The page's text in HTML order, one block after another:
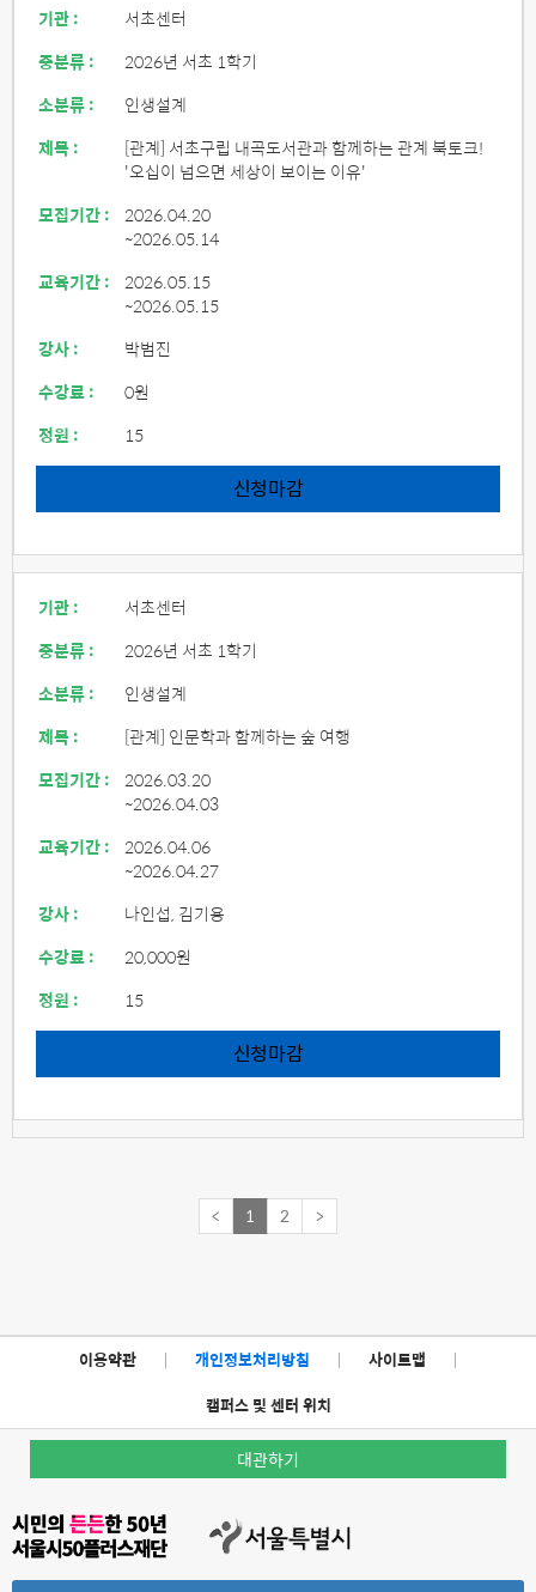
기관 :
서초센터
중분류 :
2026년 서초 1학기
소분류 :
인생설계
제목 :
[관계] 서초구립 내곡도서관과 함께하는 관계 북토크!
'오십이 넘으면 세상이 보이는 이유'
모집기간 : 2026.04.20
~2026.05.14
교육기간 : 2026.05.15
~2026.05.15
강사 :
박범진
수강료 :
0원
정원 :
15
신청마감
기관 :
서초센터
중분류 :
2026년 서초 1학기
소분류 :
인생설계
제목 :
[관계] 인문학과 함께하는 숲 여행
모집기간 : 2026.03.20
~2026.04.03
교육기간 : 2026.04.06
~2026.04.27
강사 :
나인섭, 김기용
수강료 :
20,000원
정원 :
15
신청마감
< 1 2 >
이용약관 | 개인정보처리방침 | 사이트맵
|
캠퍼스 및 센터 위치
대관하기